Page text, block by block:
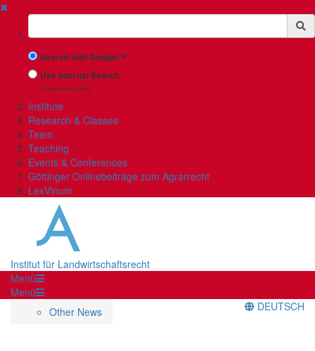
✖
Suchbegriff
Search with Google™
Use Internal Search
(limited result quality)
Institute
Research & Classes
Team
Teaching
Events & Conferences
Göttinger Onlinebeiträge zum Agrarrecht
LexVinum
Institut für Landwirtschaftsrecht
Menü
Menü
Other News
DEUTSCH